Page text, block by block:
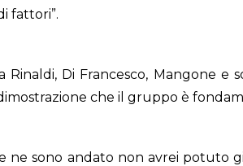
fattori”.
Rinaldi, Di Francesco, Mangone
che il gruppo è
ne sono andato non avrei potuto